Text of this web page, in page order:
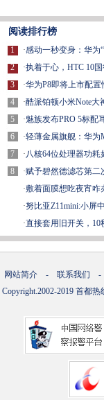
阅读排行榜
1
2
3
4
5
6
7
8
·感动一秒变身：华为
·执着于心，HTC 10
·华为P8即将上市配
·酷派铂顿小米Note大
·魅族发布PRO 5标配
·轻薄金属旗舰：华为
·八核64位处理器功耗
·赋予碧然德滤芯第二
·敷着面膜想吃夜宵咋
·努比亚Z11mini:小屏
·直接套用旧开关，
网站简介 - 联系我们 -
Copyright.2002-2019 首都热